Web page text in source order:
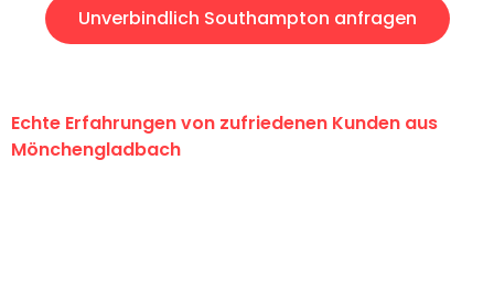
Unverbindlich Southampton anfragen
Echte Erfahrungen von zufriedenen Kunden aus
Mönchengladbach